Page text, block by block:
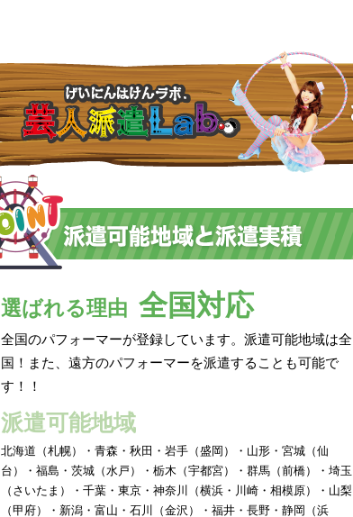
選ばれる理由 全国対応
全国のパフォーマーが登録しています。派遣可能地域は全
国！また、遠方のパフォーマーを派遣することも可能で
す！！
派遣可能地域
北海道（札幌）・青森・秋田・岩手（盛岡）・山形・宮城（仙
台）・福島・茨城（水戸）・栃木（宇都宮）・群馬（前橋）・埼玉
（さいたま）・千葉・東京・神奈川（横浜・川崎・相模原）・山梨
（甲府）・新潟・富山・石川（金沢）・福井・長野・静岡（浜